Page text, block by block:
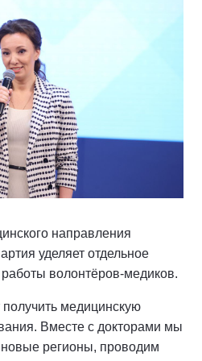
направления
уделяет отдельное
волонтёров-медиков.
медицинскую
Вместе с докторами мы
регионы, проводим